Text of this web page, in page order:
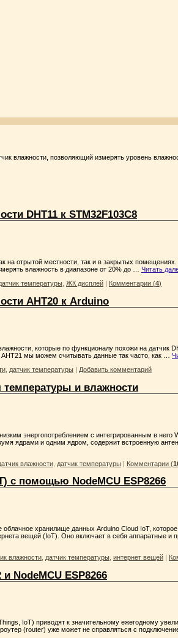
влажности, позволяющий измерять уровень
DHT11 к STM32F103C8
на отрытой местности, так и в закрытых
влажность в диапазоне от 20% до … Читать
температуры ЖК дисплей | Комментарии (4)
AHT20 к Arduino
которые по функционалу похожи на датчик
мы можем считывать данные так часто, как …
датчик температуры Добавить комментарий
и влажности
энергопотреблением с интегрированным в
ядрами и одним ядром, содержит встроенную
влажности датчик температуры | Комментарии (
с помощью NodeMCU ESP8266
хранилище данных Arduino Cloud IoT,
вещей (IoT). Оно включает в себя аппаратные и
влажности датчик температуры интернет вещей |
NodeMCU ESP8266
IoT) приводят к значительному ежегодному
(router) уже может не справляться с